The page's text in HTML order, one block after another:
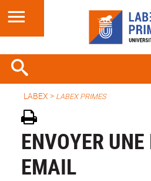
LABEX > LABEX PRIMES
ENVOYER
EMAIL